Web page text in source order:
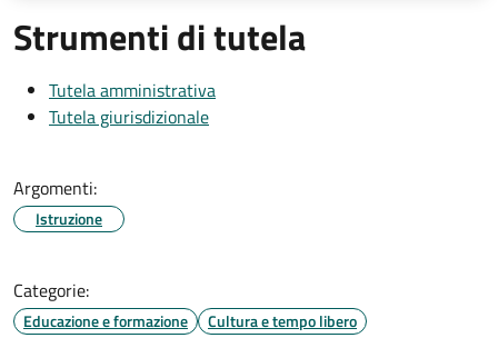
Strumenti di tutela
Tutela amministrativa
Tutela giurisdizionale
Argomenti:
Istruzione
Categorie:
Educazione e formazione Cultura e tempo libero